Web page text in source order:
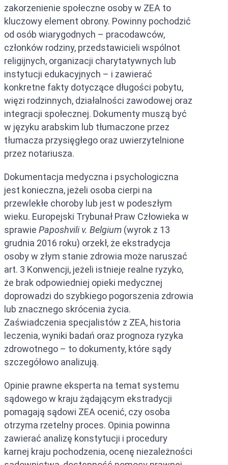
zakorzenienie społeczne osoby w ZEA to
kluczowy element obrony. Powinny pochodzić
od osób wiarygodnych – pracodawców,
członków rodziny, przedstawicieli wspólnot
religijnych, organizacji charytatywnych lub
instytucji edukacyjnych – i zawierać
konkretne fakty dotyczące długości pobytu,
więzi rodzinnych, działalności zawodowej oraz
integracji społecznej. Dokumenty muszą być
w języku arabskim lub tłumaczone przez
tłumacza przysięgłego oraz uwierzytelnione
przez notariusza.
Dokumentacja medyczna i psychologiczna
jest konieczna, jeżeli osoba cierpi na
przewlekłe choroby lub jest w podeszłym
wieku. Europejski Trybunał Praw Człowieka w
sprawie Paposhvili v. Belgium (wyrok z 13
grudnia 2016 roku) orzekł, że ekstradycja
osoby w złym stanie zdrowia może naruszać
art. 3 Konwencji, jeżeli istnieje realne ryzyko,
że brak odpowiedniej opieki medycznej
doprowadzi do szybkiego pogorszenia zdrowia
lub znacznego skrócenia życia.
Zaświadczenia specjalistów z ZEA, historia
leczenia, wyniki badań oraz prognoza ryzyka
zdrowotnego – to dokumenty, które sądy
szczegółowo analizują.
Opinie prawne eksperta na temat systemu
sądowego w kraju żądającym ekstradycji
pomagają sądowi ZEA ocenić, czy osoba
otrzyma rzetelny proces. Opinia powinna
zawierać analizę konstytucji i procedury
karnej kraju pochodzenia, ocenę niezależności